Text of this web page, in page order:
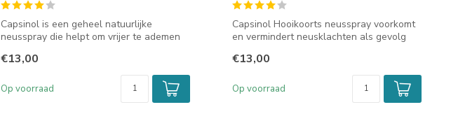
Capsinol is een geheel natuurlijke
neusspray die helpt om vrijer te ademen
€13,00
Op voorraad
Capsinol Hooikoorts neusspray voorkomt
en vermindert neusklachten als gevolg
€13,00
Op voorraad